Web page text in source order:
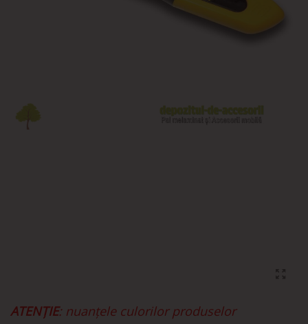
ATENȚIE: nuanțele culorilor produselor